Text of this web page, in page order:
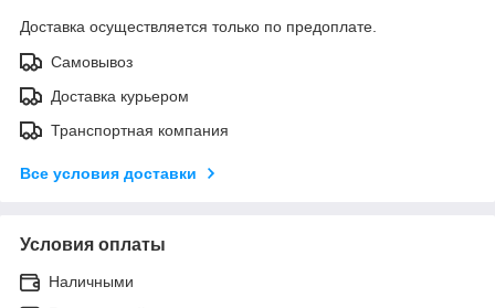
Доставка осуществляется только по предоплате.
Самовывоз
Доставка курьером
Транспортная компания
Все условия доставки
Условия оплаты
Наличными